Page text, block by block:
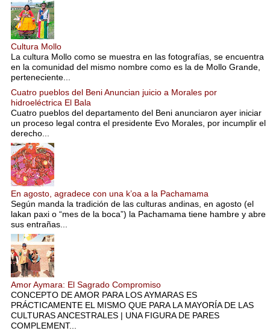
Cultura Mollo
La cultura Mollo como se muestra en las fotografías, se encuentra
en la comunidad del mismo nombre como es la de Mollo Grande,
perteneciente...
Cuatro pueblos del Beni Anuncian juicio a Morales por
hidroeléctrica El Bala
Cuatro pueblos del departamento del Beni anunciaron ayer iniciar
un proceso legal contra el presidente Evo Morales, por incumplir el
derecho...
En agosto, agradece con una k’oa a la Pachamama
Según manda la tradición de las culturas andinas, en agosto (el
lakan paxi o “mes de la boca”) la Pachamama tiene hambre y abre
sus entrañas...
Amor Aymara: El Sagrado Compromiso
CONCEPTO DE AMOR PARA LOS AYMARAS ES
PRÁCTICAMENTE EL MISMO QUE PARA LA MAYORÍA DE LAS
CULTURAS ANCESTRALES | UNA FIGURA DE PARES
COMPLEMENT...